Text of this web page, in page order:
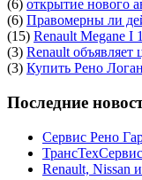
(6) открытие нового
(6) Правомерны ли
(15) Renault Megane I
(3) Renault
(3) Купить Рено
Последние
Сервис Рено
Renault, Nissan